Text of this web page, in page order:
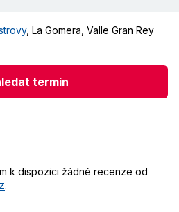
, La Gomera Valle Gran Rey
termín
k dispozici žádné recenze od
.